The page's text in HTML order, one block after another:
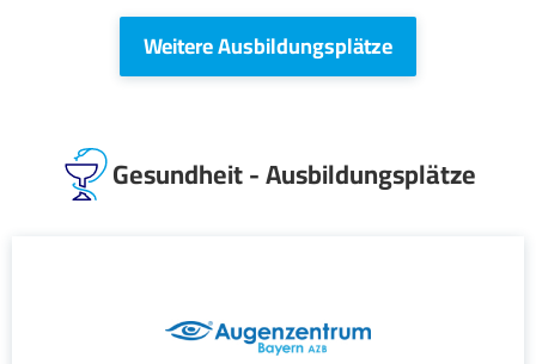
Weitere Ausbildungsplätze
Gesundheit - Ausbildungsplätze